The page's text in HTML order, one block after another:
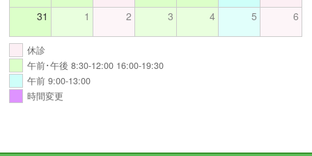
31 1 2 3 4 5 6
休診
午前･午後 8:30-12:00 16:00-19:30
午前 9:00-13:00
時間変更